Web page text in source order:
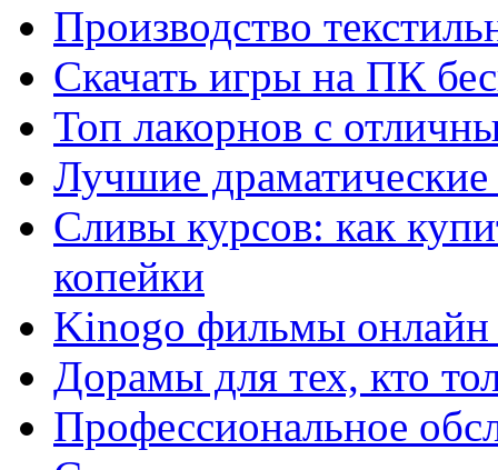
Производство
Скачать игры на ПК
Топ лакорнов с
Лучшие
Сливы курсов: как
копейки
Kinogo фильмы онлайн
Дорамы для тех, кто
Профессиональное